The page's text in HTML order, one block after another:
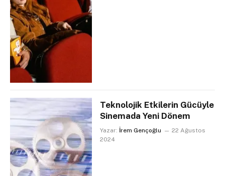
Teknolojik Etkilerin Gücüyle
Sinemada Yeni Dönem
Yazar: İrem Gençoğlu
22 Ağustos
2024